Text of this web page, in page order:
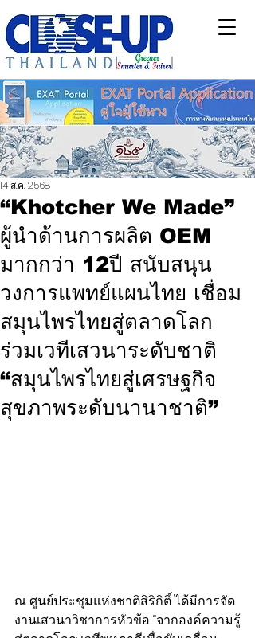
“Khotcher We Made”
ผู้นำด้านการผลิต OEM
มากกว่า 12ปี สนับสนุน
วงการแพทย์แผนไทย เชื่อม
สมุนไพรไทยสู่ตลาดโลก
ร่วมเวทีเสวนาระดับชาติ
“สมุนไพรไทยสู่เศรษฐกิจ
สุขภาพระดับนานาชาติ”
14 ส.ค. 2568
ณ ศูนย์ประชุมแห่งชาติสิริกิติ์ ได้มีการจัด
งานเสวนาวิชาการหัวข้อ “จากองค์ความรู้